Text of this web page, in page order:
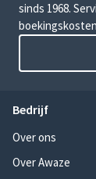
sinds 1968.
Bedrijf
Over ons
Over Awaze